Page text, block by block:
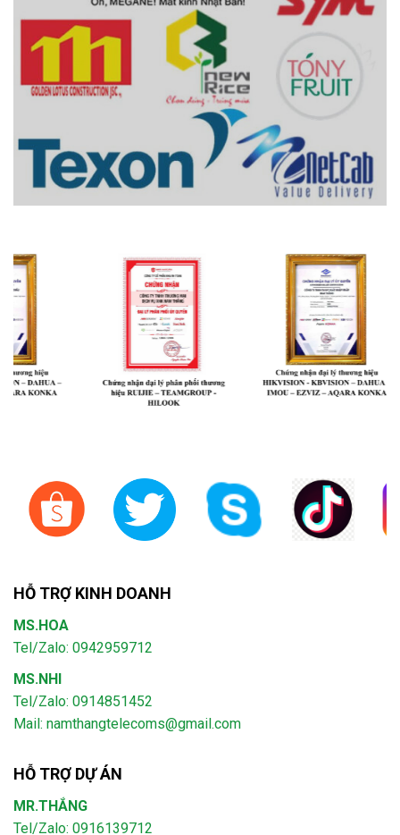
HỖ TRỢ KINH DOANH
MS.HOA
Tel/Zalo: 0942959712
MS.NHI
Tel/Zalo: 0914851452
Mail: namthangtelecoms@gmail.com
HỖ TRỢ DỰ ÁN
MR.THẮNG
Tel/Zalo: 0916139712